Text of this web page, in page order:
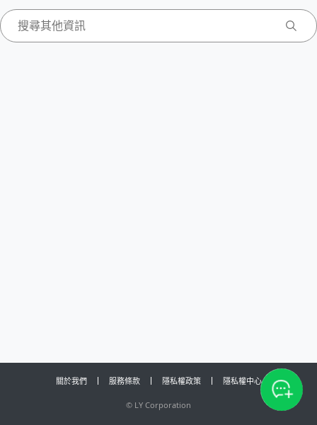
關於我們 服務條款 隱私權政策 隱私權中心
© LY Corporation